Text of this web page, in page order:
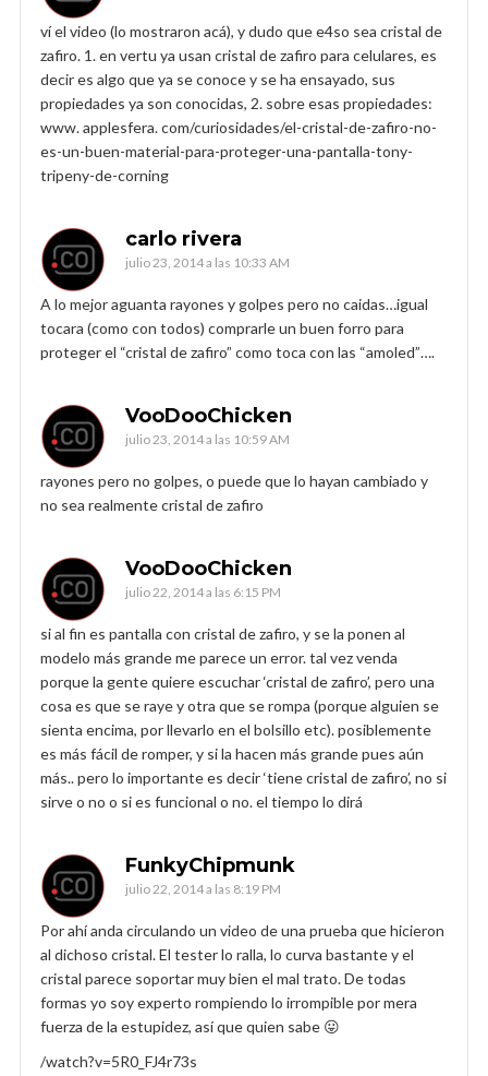
ví el video (lo mostraron acá), y dudo que e4so sea cristal de
zafiro. 1. en vertu ya usan cristal de zafiro para celulares, es
decir es algo que ya se conoce y se ha ensayado, sus
propiedades ya son conocidas, 2. sobre esas propiedades:
www. applesfera. com/curiosidades/el-cristal-de-zafiro-no-
es-un-buen-material-para-proteger-una-pantalla-tony-
tripeny-de-corning
carlo rivera
julio 23, 2014 a las 10:33 AM
A lo mejor aguanta rayones y golpes pero no caidas…igual
tocara (como con todos) comprarle un buen forro para
proteger el “cristal de zafiro” como toca con las “amoled”….
VooDooChicken
julio 23, 2014 a las 10:59 AM
rayones pero no golpes, o puede que lo hayan cambiado y
no sea realmente cristal de zafiro
VooDooChicken
julio 22, 2014 a las 6:15 PM
si al fin es pantalla con cristal de zafiro, y se la ponen al
modelo más grande me parece un error. tal vez venda
porque la gente quiere escuchar ‘cristal de zafiro’, pero una
cosa es que se raye y otra que se rompa (porque alguien se
sienta encima, por llevarlo en el bolsillo etc). posiblemente
es más fácil de romper, y si la hacen más grande pues aún
más.. pero lo importante es decir ‘tiene cristal de zafiro’, no si
sirve o no o si es funcional o no. el tiempo lo dirá
FunkyChipmunk
julio 22, 2014 a las 8:19 PM
Por ahí anda circulando un video de una prueba que hicieron
al dichoso cristal. El tester lo ralla, lo curva bastante y el
cristal parece soportar muy bien el mal trato. De todas
formas yo soy experto rompiendo lo irrompible por mera
fuerza de la estupidez, así que quien sabe 😛
/watch?v=5R0_FJ4r73s